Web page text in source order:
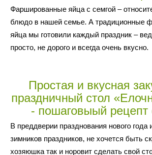
Фаршированные яйца с семгой –
блюдо в нашей семье. А традиционные
яйца мы готовили каждый праздник –
просто, не дорого и всегда очень вкусно.
Простая и вкусная
праздничный стол
- пошаговыый рецепт
В преддверии празднования нового года
зимников праздников, не хочется быть
хозяюшка так и норовит сделать свой